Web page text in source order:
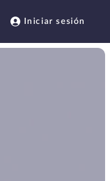
Iniciar sesión